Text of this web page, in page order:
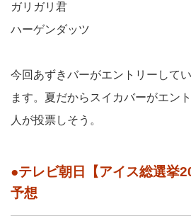
ガリガリ君
ハーゲンダッツ
今回あずきバーがエントリーして
ます。夏だからスイカバーがエン
人が投票しそう。
●テレビ朝日【アイス総選挙
予想